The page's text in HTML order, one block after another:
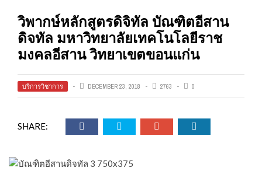
วิพากษ์หลักสูตรดิจิทัล บัณฑิตอีสาน
ดิจทัล มหาวิทยาลัยเทคโนโลยีราช
มงคลอีสาน วิทยาเขตขอนแก่น
บริการวิชาการ DECEMBER 23, 2018 2763 0
SHARE: